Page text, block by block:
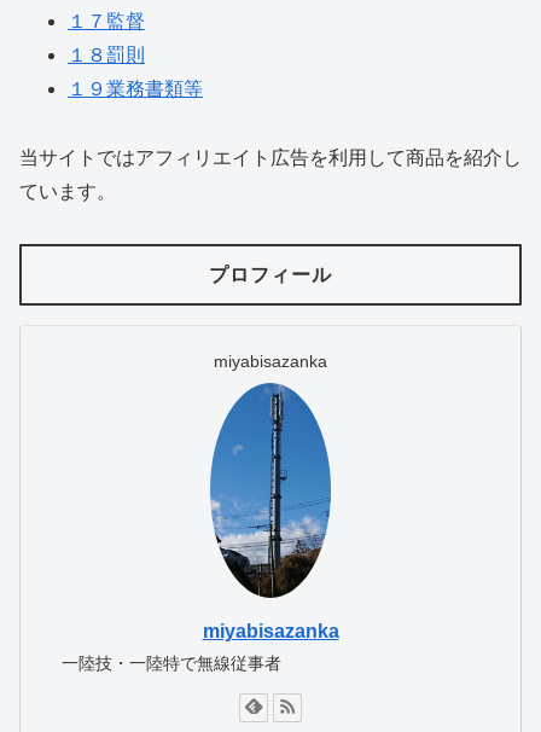
１７監督
１８罰則
１９業務書類等
当サイトではアフィリエイト広告を利用して商品を紹介し
ています。
プロフィール
miyabisazanka
miyabisazanka
一陸技・一陸特で無線従事者